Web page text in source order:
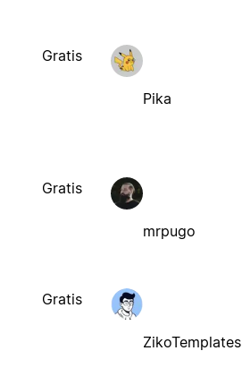
Gratis
Pika
Gratis
mrpugo
Gratis
ZikoTemplates